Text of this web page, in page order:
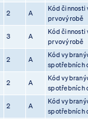
2 A
Kód činnosti
prvovýrobě
3 A
Kód činnosti
prvovýrobě
2 A
Kód
spotřebních
2 A
Kód
spotřebních
2 A
Kód
spotřebních